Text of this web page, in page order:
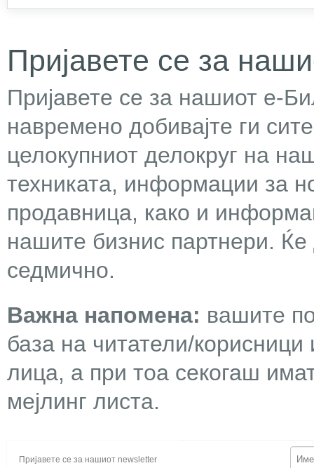
Пријавете се за
Пријавете се за нашиот е-
навремено добивајте ги
целокупниот делокруг на
техниката, информации за
продавница, како и
нашите бизнис партнери.
седмично.
Важна напомена: вашите
база на читатели/
лица, а при тоа секогаш
мејлинг листа.
Пријавете се за нашиот newsletter